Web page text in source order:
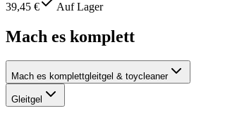
39,45 € Auf Lager
Mach es komplett
Mach es komplettgleitgel & toycleaner
Gleitgel